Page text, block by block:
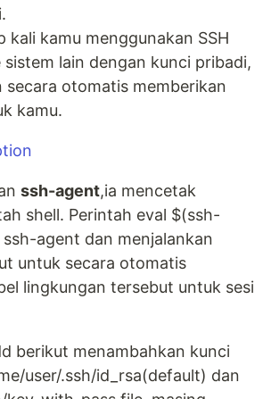
kali kamu menggunakan SSH
sistem lain dengan kunci pribadi,
secara otomatis memberikan
kamu.
ssh-agent,ia mencetak
shell. Perintah eval $(ssh-
agent dan menjalankan
untuk secara otomatis
lingkungan tersebut untuk sesi
berikut menambahkan kunci
user/.ssh/id_rsa(default) dan